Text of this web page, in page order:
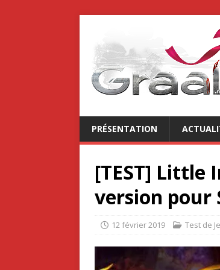
PRÉSENTATION
[TEST] Little
version pour
12 février 2019 Test de